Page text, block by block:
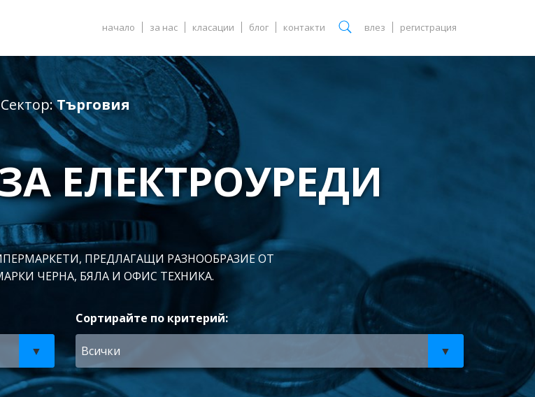
начало за нас класации блог контакти влез регистрация
Сектор:Търговия
ЕЛЕКТРОУРЕДИ
ПРЕДЛАГАЩИ РАЗНООБРАЗИЕ ОТ
ЧЕРНА, БЯЛА И ОФИС ТЕХНИКА.
Сортирайте по критерий:
Всички